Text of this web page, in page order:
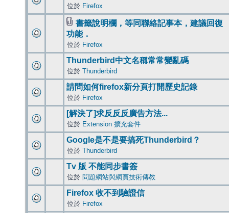
位於 Firefox
書籤說明欄，等同聯絡記事本，建議回復
功能．
位於 Firefox
Thunderbird中文名稱常常變亂碼
位於 Thunderbird
請問如何firefox新分頁打開歷史記錄
位於 Firefox
[解決了]求反反反廣告方法...
位於 Extension 擴充套件
Google是不是要搞死Thunderbird？
位於 Thunderbird
Tv 版 不能同步書簽
位於 問題網站與網頁技術傳教
Firefox 收不到驗證信
位於 Firefox